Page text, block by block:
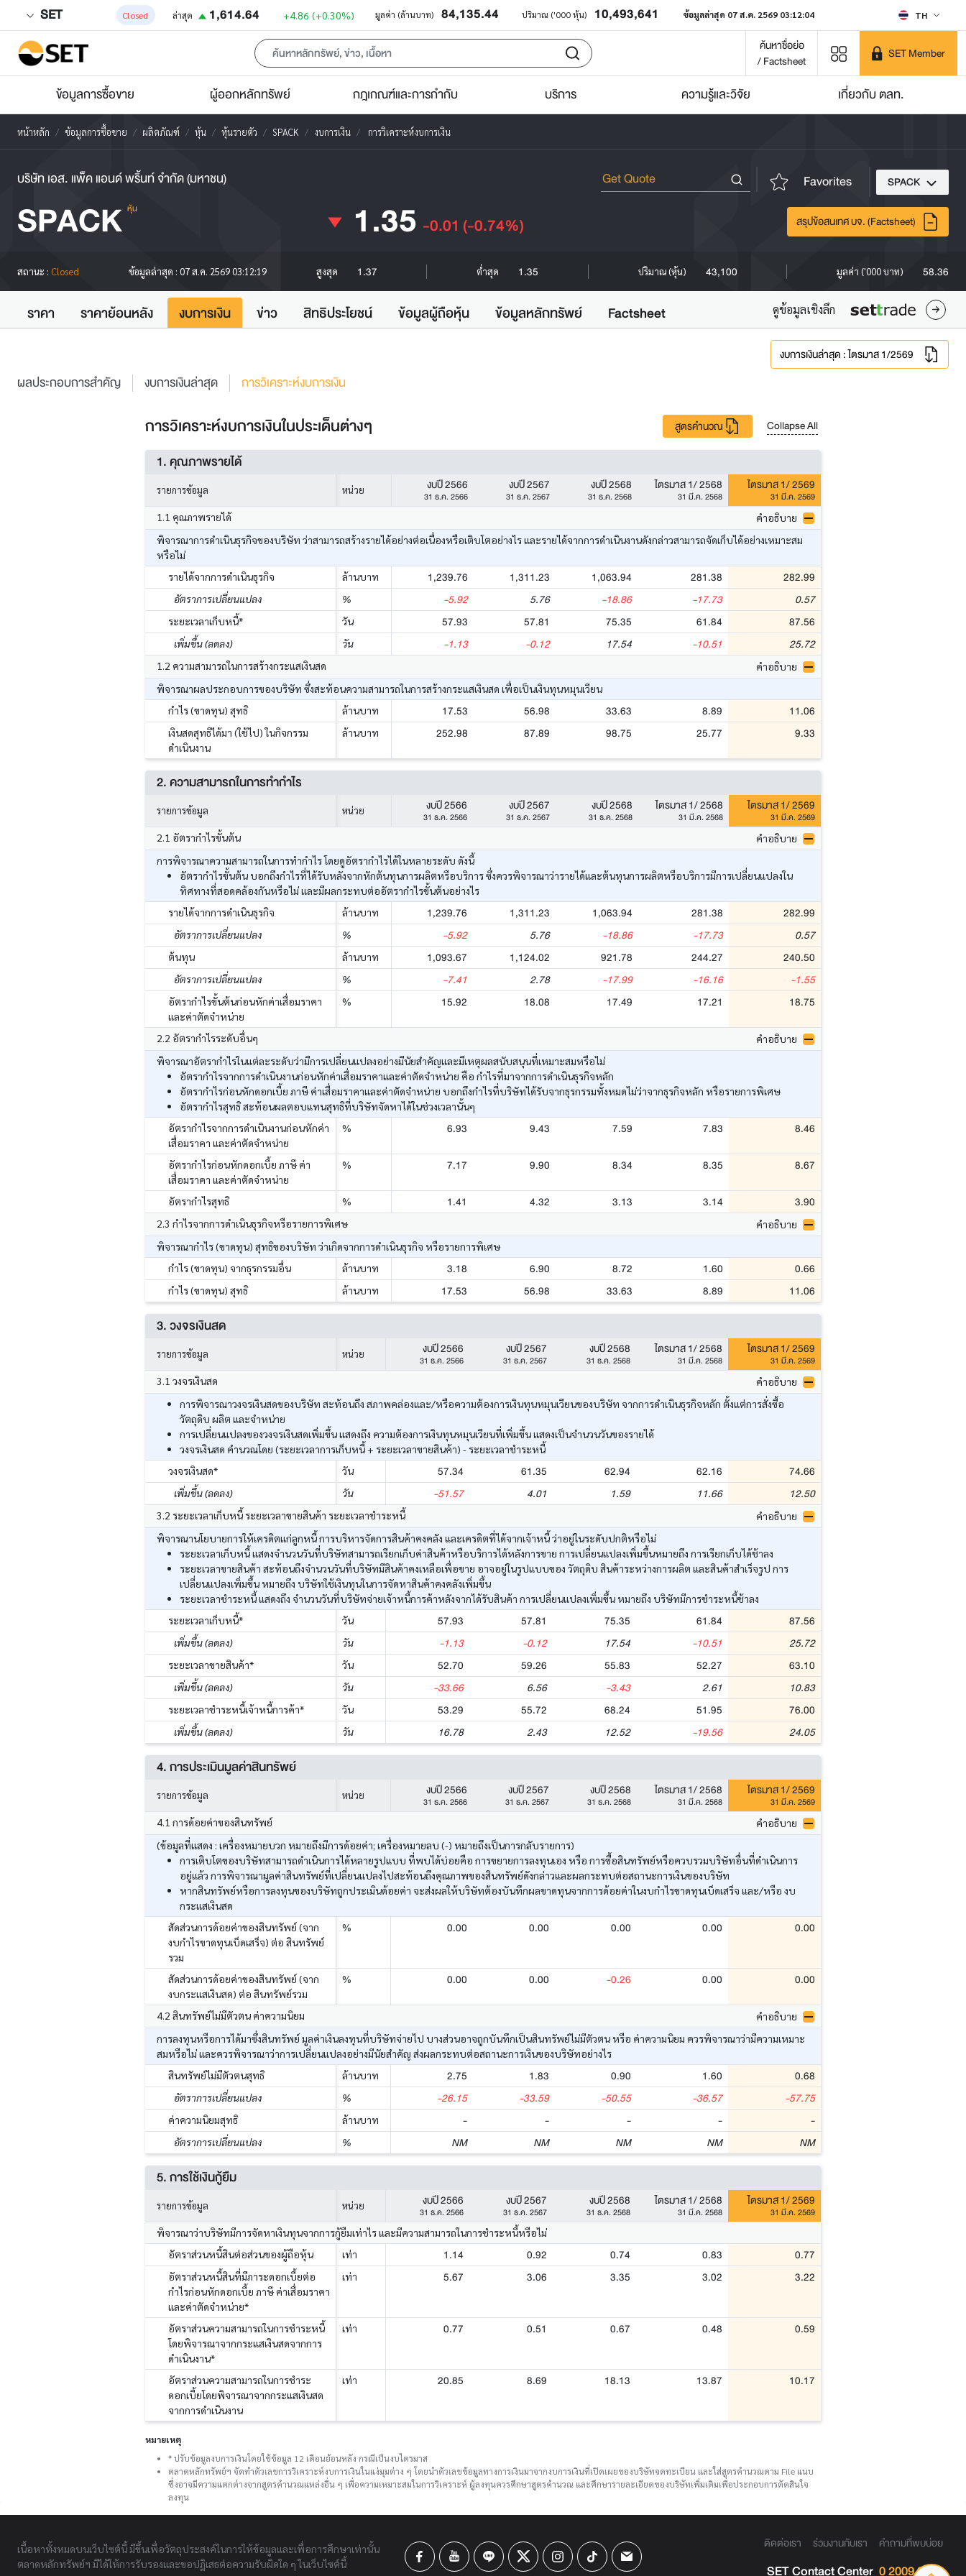
SET Closed ล่าสุด 1,614.64 +4.86 (+0.30%) มูลค่า (ล้านบาท) 84,135.44 ปริมาณ ('000 หุ้น) 10,493,641 ข้อมูลล่าสุด 07 ส.ค. 2569 03:12:04 TH
ค้นหาชื่อย่อ
/ Factsheet
SET Member
ข้อมูลการซื้อขาย ผู้ออกหลักทรัพย์ กฎเกณฑ์และการกำกับ บริการ ความรู้และวิจัย เกี่ยวกับ ตลท.
หน้าหลัก ข้อมูลการซื้อขาย ผลิตภัณฑ์ หุ้น หุ้นรายตัว SPACK งบการเงิน การวิเคราะห์งบการเงิน
บริษัท เอส. แพ็ค แอนด์ พริ้นท์ จำกัด (มหาชน) Favorites SPACK
SPACK หุ้น 1.35 -0.01 (-0.74%) สรุปข้อสนเทศ บจ. (Factsheet)
สถานะ : Closed ข้อมูลล่าสุด : 07 ส.ค. 2569 03:12:19 สูงสุด 1.37 ต่ำสุด 1.35 ปริมาณ (หุ้น) 43,100 มูลค่า ('000 บาท) 58.36
ราคา ราคาย้อนหลัง งบการเงิน ข่าว สิทธิประโยชน์ ข้อมูลผู้ถือหุ้น ข้อมูลหลักทรัพย์ Factsheet ดูข้อมูลเชิงลึก
งบการเงินล่าสุด : ไตรมาส 1/2569
ผลประกอบการสำคัญ งบการเงินล่าสุด การวิเคราะห์งบการเงิน
การวิเคราะห์งบการเงินในประเด็นต่างๆ สูตรคำนวณ Collapse All
1. คุณภาพรายได้
รายการข้อมูล หน่วย งบปี 2566
31 ธ.ค. 2566
งบปี 2567
31 ธ.ค. 2567
งบปี 2568
31 ธ.ค. 2568
ไตรมาส 1/ 2568
31 มี.ค. 2568
ไตรมาส 1/ 2569
31 มี.ค. 2569
1.1 คุณภาพรายได้
คำอธิบาย
พิจารณาการดำเนินธุรกิจของบริษัท ว่าสามารถสร้างรายได้อย่างต่อเนื่องหรือเติบโตอย่างไร และรายได้จากการดำเนินงานดังกล่าวสามารถจัดเก็บได้อย่างเหมาะสม
หรือไม่
รายได้จากการดำเนินธุรกิจ
ล้านบาท 1,239.76 1,311.23 1,063.94 281.38 282.99
อัตราการเปลี่ยนแปลง % -5.92 5.76 -18.86 -17.73 0.57
ระยะเวลาเก็บหนี้* วัน 57.93 57.81 75.35 61.84 87.56
เพิ่มขึ้น (ลดลง) วัน -1.13 -0.12 17.54 -10.51 25.72
1.2 ความสามารถในการสร้างกระแสเงินสด
คำอธิบาย
พิจารณาผลประกอบการของบริษัท ซึ่งสะท้อนความสามารถในการสร้างกระแสเงินสด เพื่อเป็นเงินทุนหมุนเวียน
กำไร (ขาดทุน) สุทธิ
ล้านบาท 17.53 56.98 33.63 8.89 11.06
เงินสดสุทธิได้มา (ใช้ไป) ในกิจกรรม
ดำเนินงาน
ล้านบาท 252.98 87.89 98.75 25.77 9.33
2. ความสามารถในการทำกำไร
รายการข้อมูล หน่วย งบปี 2566
31 ธ.ค. 2566
งบปี 2567
31 ธ.ค. 2567
งบปี 2568
31 ธ.ค. 2568
ไตรมาส 1/ 2568
31 มี.ค. 2568
ไตรมาส 1/ 2569
31 มี.ค. 2569
2.1 อัตรากำไรขั้นต้น
คำอธิบาย
การพิจารณาความสามารถในการทำกำไร โดยดูอัตรากำไรได้ในหลายระดับ ดังนี้
อัตรากำไรขั้นต้น บอกถึงกำไรที่ได้รับหลังจากหักต้นทุนการผลิตหรือบริการ ซึ่งควรพิจารณาว่ารายได้และต้นทุนการผลิตหรือบริการมีการเปลี่ยนแปลงใน
ทิศทางที่สอดคล้องกันหรือไม่ และมีผลกระทบต่ออัตรากำไรขั้นต้นอย่างไร
รายได้จากการดำเนินธุรกิจ
ล้านบาท 1,239.76 1,311.23 1,063.94 281.38 282.99
อัตราการเปลี่ยนแปลง % -5.92 5.76 -18.86 -17.73 0.57
ต้นทุน ล้านบาท 1,093.67 1,124.02 921.78 244.27 240.50
อัตราการเปลี่ยนแปลง % -7.41 2.78 -17.99 -16.16 -1.55
อัตรากำไรขั้นต้นก่อนหักค่าเสื่อมราคา
และค่าตัดจำหน่าย
% 15.92 18.08 17.49 17.21 18.75
2.2 อัตรากำไรระดับอื่นๆ
คำอธิบาย
พิจารณาอัตรากำไรในแต่ละระดับว่ามีการเปลี่ยนแปลงอย่างมีนัยสำคัญและมีเหตุผลสนับสนุนที่เหมาะสมหรือไม่
อัตรากำไรจากการดำเนินงานก่อนหักค่าเสื่อมราคาและค่าตัดจำหน่าย คือ กำไรที่มาจากการดำเนินธุรกิจหลัก
อัตรากำไรก่อนหักดอกเบี้ย ภาษี ค่าเสื่อมราคาและค่าตัดจำหน่าย บอกถึงกำไรที่บริษัทได้รับจากธุรกรรมทั้งหมดไม่ว่าจากธุรกิจหลัก หรือรายการพิเศษ
อัตรากำไรสุทธิ สะท้อนผลตอบแทนสุทธิที่บริษัทจัดหาได้ในช่วงเวลานั้นๆ
อัตรากำไรจากการดำเนินงานก่อนหักค่า
เสื่อมราคา และค่าตัดจำหน่าย
% 6.93 9.43 7.59 7.83 8.46
อัตรากำไรก่อนหักดอกเบี้ย ภาษี ค่า
เสื่อมราคา และค่าตัดจำหน่าย
% 7.17 9.90 8.34 8.35 8.67
อัตรากำไรสุทธิ % 1.41 4.32 3.13 3.14 3.90
2.3 กำไรจากการดำเนินธุรกิจหรือรายการพิเศษ
คำอธิบาย
พิจารณากำไร (ขาดทุน) สุทธิของบริษัท ว่าเกิดจากการดำเนินธุรกิจ หรือรายการพิเศษ
กำไร (ขาดทุน) จากธุรกรรมอื่น
ล้านบาท 3.18 6.90 8.72 1.60 0.66
กำไร (ขาดทุน) สุทธิ ล้านบาท 17.53 56.98 33.63 8.89 11.06
3. วงจรเงินสด
รายการข้อมูล หน่วย งบปี 2566
31 ธ.ค. 2566
งบปี 2567
31 ธ.ค. 2567
งบปี 2568
31 ธ.ค. 2568
ไตรมาส 1/ 2568
31 มี.ค. 2568
ไตรมาส 1/ 2569
31 มี.ค. 2569
3.1 วงจรเงินสด
คำอธิบาย
การพิจารณาวงจรเงินสดของบริษัท สะท้อนถึง สภาพคล่องและ/หรือความต้องการเงินทุนหมุนเวียนของบริษัท จากการดำเนินธุรกิจหลัก ตั้งแต่การสั่งซื้อ
วัตถุดิบ ผลิต และจำหน่าย
การเปลี่ยนแปลงของวงจรเงินสดเพิ่มขึ้น แสดงถึง ความต้องการเงินทุนหมุนเวียนที่เพิ่มขึ้น แสดงเป็นจำนวนวันของรายได้
วงจรเงินสด คำนวณโดย (ระยะเวลาการเก็บหนี้ + ระยะเวลาขายสินค้า) - ระยะเวลาชำระหนี้
วงจรเงินสด*
วัน 57.34 61.35 62.94 62.16 74.66
เพิ่มขึ้น (ลดลง) วัน -51.57 4.01 1.59 11.66 12.50
3.2 ระยะเวลาเก็บหนี้ ระยะเวลาขายสินค้า ระยะเวลาชำระหนี้
คำอธิบาย
พิจารณานโยบายการให้เครดิตแก่ลูกหนี้ การบริหารจัดการสินค้าคงคลัง และเครดิตที่ได้จากเจ้าหนี้ ว่าอยู่ในระดับปกติหรือไม่
ระยะเวลาเก็บหนี้ แสดงจำนวนวันที่บริษัทสามารถเรียกเก็บค่าสินค้าหรือบริการได้หลังการขาย การเปลี่ยนแปลงเพิ่มขึ้นหมายถึง การเรียกเก็บได้ช้าลง
ระยะเวลาขายสินค้า สะท้อนถึงจำนวนวันที่บริษัทมีสินค้าคงเหลือเพื่อขาย อาจอยู่ในรูปแบบของ วัตถุดิบ สินค้าระหว่างการผลิต และสินค้าสำเร็จรูป การ
เปลี่ยนแปลงเพิ่มขึ้น หมายถึง บริษัทใช้เงินทุนในการจัดหาสินค้าคงคลังเพิ่มขึ้น
ระยะเวลาชำระหนี้ แสดงถึง จำนวนวันที่บริษัทจ่ายเจ้าหนี้การค้าหลังจากได้รับสินค้า การเปลี่ยนแปลงเพิ่มขึ้น หมายถึง บริษัทมีการชำระหนี้ช้าลง
ระยะเวลาเก็บหนี้*
วัน 57.93 57.81 75.35 61.84 87.56
เพิ่มขึ้น (ลดลง) วัน -1.13 -0.12 17.54 -10.51 25.72
ระยะเวลาขายสินค้า* วัน 52.70 59.26 55.83 52.27 63.10
เพิ่มขึ้น (ลดลง) วัน -33.66 6.56 -3.43 2.61 10.83
ระยะเวลาชำระหนี้เจ้าหนี้การค้า* วัน 53.29 55.72 68.24 51.95 76.00
เพิ่มขึ้น (ลดลง) วัน 16.78 2.43 12.52 -19.56 24.05
4. การประเมินมูลค่าสินทรัพย์
รายการข้อมูล หน่วย งบปี 2566
31 ธ.ค. 2566
งบปี 2567
31 ธ.ค. 2567
งบปี 2568
31 ธ.ค. 2568
ไตรมาส 1/ 2568
31 มี.ค. 2568
ไตรมาส 1/ 2569
31 มี.ค. 2569
4.1 การด้อยค่าของสินทรัพย์
คำอธิบาย
(ข้อมูลที่แสดง : เครื่องหมายบวก หมายถึงมีการด้อยค่า; เครื่องหมายลบ (-) หมายถึงเป็นการกลับรายการ)
การเติบโตของบริษัทสามารถดำเนินการได้หลายรูปแบบ ที่พบได้บ่อยคือ การขยายการลงทุนเอง หรือ การซื้อสินทรัพย์หรือควบรวมบริษัทอื่นที่ดำเนินการ
อยู่แล้ว การพิจารณามูลค่าสินทรัพย์ที่เปลี่ยนแปลงไปสะท้อนถึงคุณภาพของสินทรัพย์ดังกล่าวและผลกระทบต่อสถานะการเงินของบริษัท
หากสินทรัพย์หรือการลงทุนของบริษัทถูกประเมินด้อยค่า จะส่งผลให้บริษัทต้องบันทึกผลขาดทุนจากการด้อยค่าในงบกำไรขาดทุนเบ็ดเสร็จ และ/หรือ งบ
กระแสเงินสด
สัดส่วนการด้อยค่าของสินทรัพย์ (จาก
งบกำไรขาดทุนเบ็ดเสร็จ) ต่อ สินทรัพย์
รวม
% 0.00 0.00 0.00 0.00 0.00
สัดส่วนการด้อยค่าของสินทรัพย์ (จาก
งบกระแสเงินสด) ต่อ สินทรัพย์รวม
% 0.00 0.00 -0.26 0.00 0.00
4.2 สินทรัพย์ไม่มีตัวตน ค่าความนิยม
คำอธิบาย
การลงทุนหรือการได้มาซึ่งสินทรัพย์ มูลค่าเงินลงทุนที่บริษัทจ่ายไป บางส่วนอาจถูกบันทึกเป็นสินทรัพย์ไม่มีตัวตน หรือ ค่าความนิยม ควรพิจารณาว่ามีความเหมาะ
สมหรือไม่ และควรพิจารณาว่าการเปลี่ยนแปลงอย่างมีนัยสำคัญ ส่งผลกระทบต่อสถานะการเงินของบริษัทอย่างไร
สินทรัพย์ไม่มีตัวตนสุทธิ
ล้านบาท 2.75 1.83 0.90 1.60 0.68
อัตราการเปลี่ยนแปลง % -26.15 -33.59 -50.55 -36.57 -57.75
ค่าความนิยมสุทธิ ล้านบาท - - - - -
อัตราการเปลี่ยนแปลง % NM NM NM NM NM
5. การใช้เงินกู้ยืม
รายการข้อมูล หน่วย งบปี 2566
31 ธ.ค. 2566
งบปี 2567
31 ธ.ค. 2567
งบปี 2568
31 ธ.ค. 2568
ไตรมาส 1/ 2568
31 มี.ค. 2568
ไตรมาส 1/ 2569
31 มี.ค. 2569
พิจารณาว่าบริษัทมีการจัดหาเงินทุนจากการกู้ยืมเท่าไร และมีความสามารถในการชำระหนี้หรือไม่
อัตราส่วนหนี้สินต่อส่วนของผู้ถือหุ้น
เท่า 1.14 0.92 0.74 0.83 0.77
อัตราส่วนหนี้สินที่มีภาระดอกเบี้ยต่อ
กำไรก่อนหักดอกเบี้ย ภาษี ค่าเสื่อมราคา
และค่าตัดจำหน่าย*
เท่า 5.67 3.06 3.35 3.02 3.22
อัตราส่วนความสามารถในการชำระหนี้
โดยพิจารณาจากกระแสเงินสดจากการ
ดำเนินงาน*
เท่า 0.77 0.51 0.67 0.48 0.59
อัตราส่วนความสามารถในการชำระ
ดอกเบี้ยโดยพิจารณาจากกระแสเงินสด
จากการดำเนินงาน
เท่า 20.85 8.69 18.13 13.87 10.17
หมายเหตุ
* ปรับข้อมูลงบการเงินโดยใช้ข้อมูล 12 เดือนย้อนหลัง กรณีเป็นงบไตรมาส
ตลาดหลักทรัพย์ฯ จัดทำตัวเลขการวิเคราะห์งบการเงินในแง่มุมต่าง ๆ โดยนำตัวเลขข้อมูลทางการเงินมาจากงบการเงินที่เปิดเผยของบริษัทจดทะเบียน และใส่สูตรคำนวณตาม File แนบ
ซึ่งอาจมีความแตกต่างจากสูตรคำนวณแหล่งอื่น ๆ เพื่อความเหมาะสมในการวิเคราะห์ ผู้ลงทุนควรศึกษาสูตรคำนวณ และศึกษารายละเอียดของบริษัทเพิ่มเติมเพื่อประกอบการตัดสินใจ
ลงทุน
เนื้อหาทั้งหมดบนเว็บไซต์นี้ มีขึ้นเพื่อวัตถุประสงค์ในการให้ข้อมูลและเพื่อการศึกษาเท่านั้น
ตลาดหลักทรัพย์ฯ มิได้ให้การรับรองและขอปฏิเสธต่อความรับผิดใด ๆ ในเว็บไซต์นี้
ติดต่อเรา ร่วมงานกับเรา คำถามที่พบบ่อย
SET Contact Center 0 2009 9999